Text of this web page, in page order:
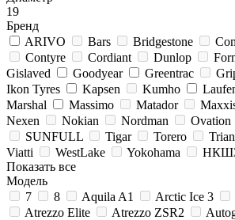
19
Бренд
ARIVO
Bars Bridgestone
Contyre
Cordiant Dunlop
Gislaved
Goodyear Greentrac
Ikon Tyres
Kapsen Kumho
Marshal
Massimo Matador
Nexen
Nokian Nordman Ovation
SUNFULL
Tigar Torero
Viatti
WestLake Yokohama
Показать все
Модель
7
8 Aquila A1 Arctic Ice 3
Atrezzo Elite
Atrezzo ZSR2